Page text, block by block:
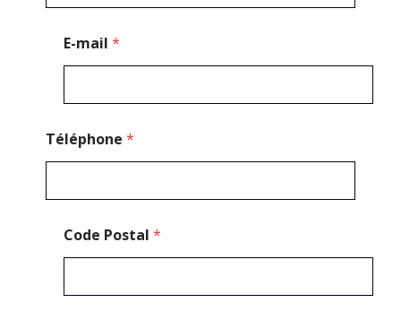
E-mail *
Téléphone *
Code Postal *